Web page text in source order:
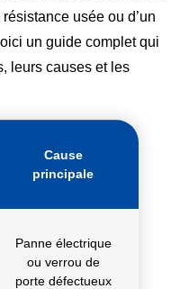
usée ou d’un
un guide complet qui
leurs causes et les
Cause
principale
Panne électrique
ou verrou de
porte défectueux